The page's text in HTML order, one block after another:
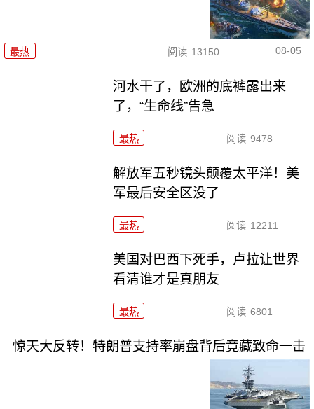
最热 阅读 13150 08-05
河水干了，欧洲的底裤露出来
了，“生命线”告急
最热 阅读 9478
解放军五秒镜头颠覆太平洋！美
军最后安全区没了
最热 阅读 12211
美国对巴西下死手，卢拉让世界
看清谁才是真朋友
最热 阅读 6801
惊天大反转！特朗普支持率崩盘背后竟藏致命一击